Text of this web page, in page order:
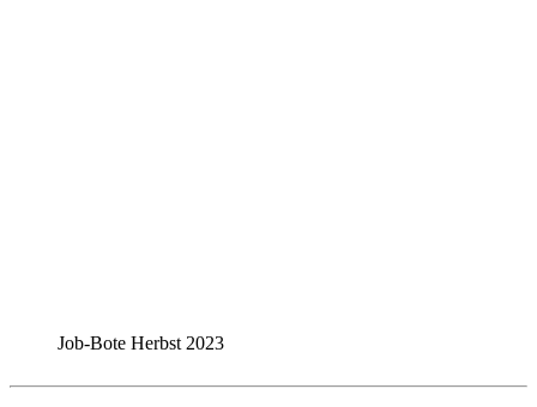
Job-Bote Herbst 2023